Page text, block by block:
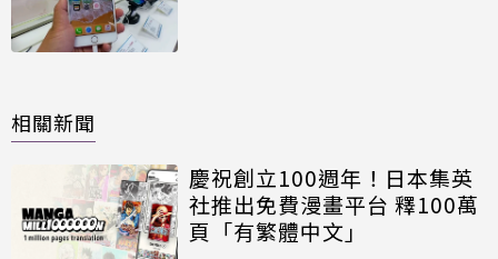
相關新聞
慶祝創立100週年！日本集英
社推出免費漫畫平台 釋100萬
頁「有繁體中文」